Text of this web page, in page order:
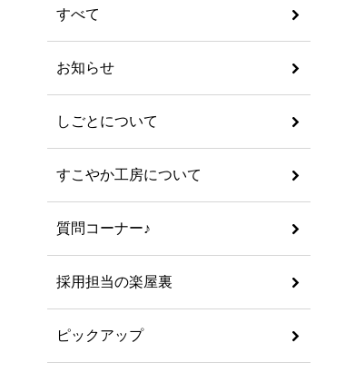
すべて
お知らせ
しごとについて
すこやか工房について
質問コーナー♪
採用担当の楽屋裏
ピックアップ